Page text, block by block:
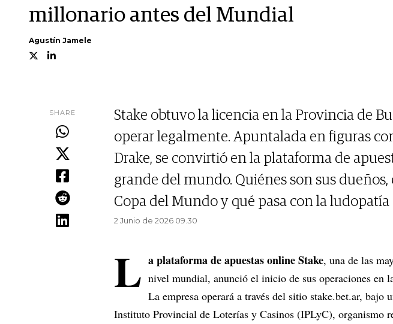
millonario antes del Mundial
Agustín Jamele
SHARE
Stake obtuvo la licencia en la Provincia de
operar legalmente. Apuntalada en figuras
Drake, se convirtió en la plataforma de
grande del mundo. Quiénes son sus dueños,
Copa del Mundo y qué pasa con la
2 Junio de 2026 09.30
L a plataforma de apuestas online Stake, una de las
nivel mundial, anunció el inicio de sus operaciones en
La empresa operará a través del sitio stake.bet.ar, bajo
Instituto Provincial de Loterías y Casinos (IPLyC), organismo